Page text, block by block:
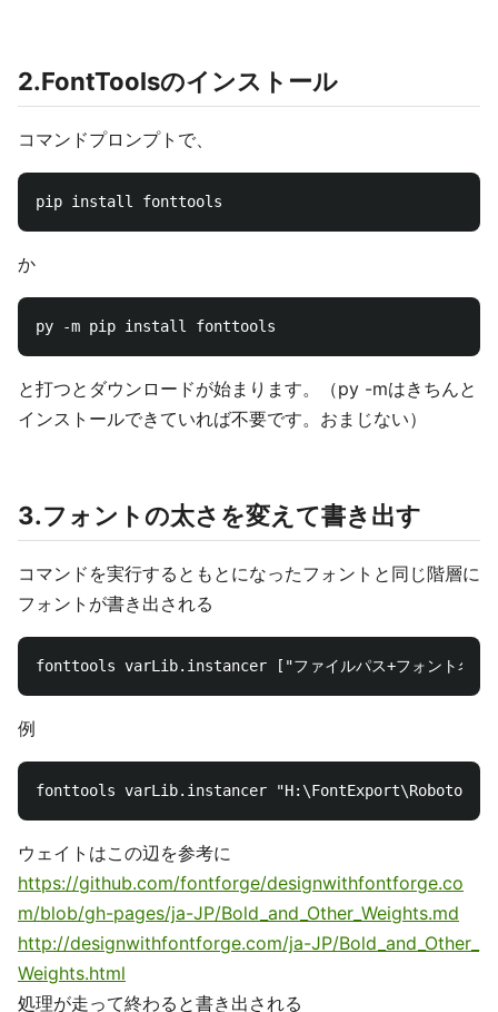
2.FontToolsのインストール
コマンドプロンプトで、
か
と打つとダウンロードが始まります。（py -mはきちんと
インストールできていれば不要です。おまじない）
3.フォントの太さを変えて書き出す
コマンドを実行するともとになったフォントと同じ階層に
フォントが書き出される
例
ウェイトはこの辺を参考に
https://github.com/fontforge/designwithfontforge.co
m/blob/gh-pages/ja-JP/Bold_and_Other_Weights.md
http://designwithfontforge.com/ja-JP/Bold_and_Other_
Weights.html
処理が走って終わると書き出される